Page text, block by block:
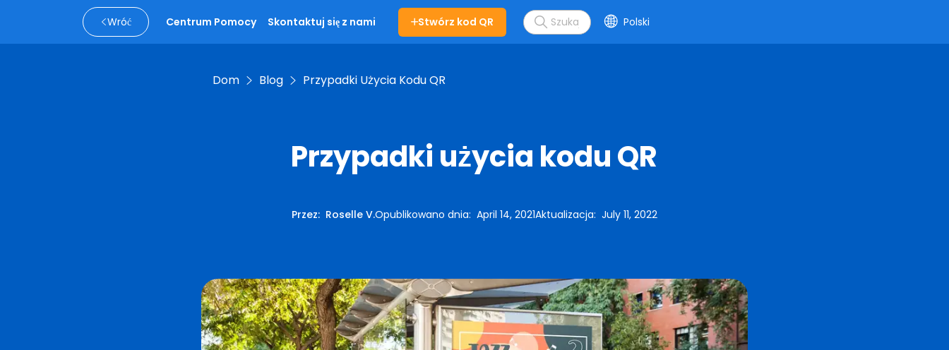
Wróć Centrum Pomocy Skontaktuj się z nami Stwórz kod QR Polski
Dom Blog Przypadki Użycia Kodu QR
Przypadki użycia kodu QR
Przez: Roselle V.Opublikowano dnia: April 14, 2021Aktualizacja: July 11, 2022